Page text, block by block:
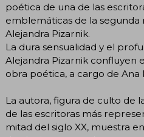
poética de una de las
emblemáticas de la segunda
Alejandra Pizarnik.
La dura sensualidad y el
Alejandra Pizarnik confluyen
obra poética, a cargo de Ana
La autora, figura de culto de
de las escritoras más
mitad del siglo XX, muestra